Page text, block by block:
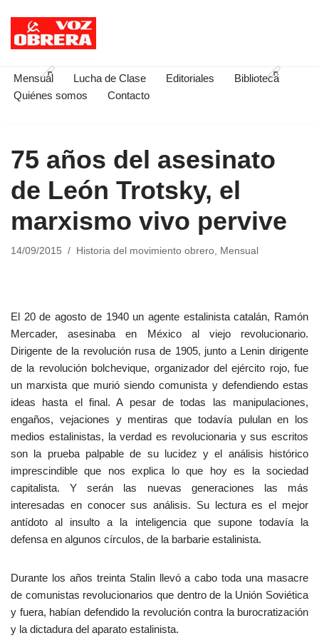
Saltar
contenido
Mensual Lucha de Clase Editoriales
Biblioteca
Quiénes somos
Contacto
75 años del asesinato
de León Trotsky, el
marxismo vivo pervive
14/09/2015 Historia del movimiento obrero, Mensual
El 20 de agosto de 1940 un agente estalinista catalán, Ramón
Mercader, asesinaba en México al viejo revolucionario.
Dirigente de la revolución rusa de 1905, junto a Lenin dirigente
de la revolución bolchevique, organizador del ejército rojo, fue
un marxista que murió siendo comunista y defendiendo estas
ideas hasta el final. A pesar de todas las manipulaciones,
engaños, vejaciones y mentiras que todavía pululan en los
medios estalinistas, la verdad es revolucionaria y sus escritos
son la prueba palpable de su lucidez y el análisis histórico
imprescindible que nos explica lo que hoy es la sociedad
capitalista. Y serán las nuevas generaciones las más
interesadas en conocer sus análisis. Su lectura es el mejor
antídoto al insulto a la inteligencia que supone todavía la
defensa en algunos círculos, de la barbarie estalinista.
Durante los años treinta Stalin llevó a cabo toda una masacre
de comunistas revolucionarios que dentro de la Unión Soviética
y fuera, habían defendido la revolución contra la burocratización
y la dictadura del aparato estalinista.